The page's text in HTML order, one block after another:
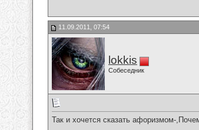
11.09.2011, 07:54
lokkis
Собеседник
Так и хочется сказать афоризмом-